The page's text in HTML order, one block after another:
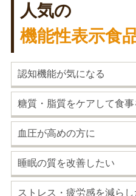
人気の
機能性表示食
認知機能が気になる
糖質・脂質をケアして食
血圧が高めの方に
睡眠の質を改善したい
ストレス・疲労感を減らし